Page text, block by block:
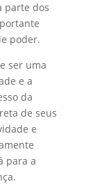
parte dos
poder.
ser uma
e a
da
de seus
e
para a